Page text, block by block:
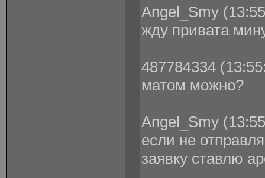
Angel_Smy
жду привата
487784334
матом можно?
Angel_Smy
если не
заявку ставлю